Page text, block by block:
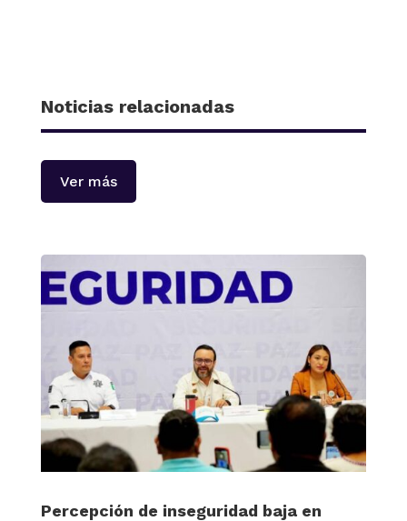
Noticias relacionadas
Ver más
Percepción de inseguridad baja en